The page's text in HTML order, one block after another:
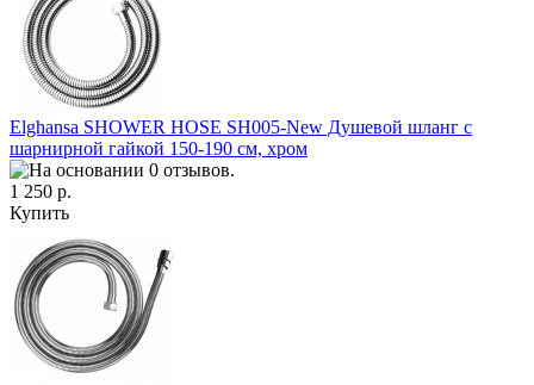
Elghansa SHOWER HOSE SH005-New Душевой шланг с
шарнирной гайкой 150-190 см, хром
1 250 р.
Купить